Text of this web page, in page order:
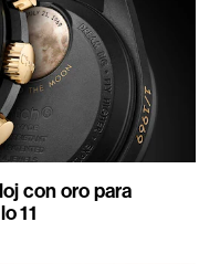
con oro para
11